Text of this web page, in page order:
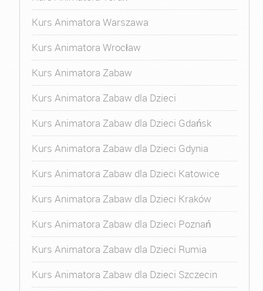
Kurs Animatora Warszawa
Kurs Animatora Wrocław
Kurs Animatora Zabaw
Kurs Animatora Zabaw dla Dzieci
Kurs Animatora Zabaw dla Dzieci Gdańsk
Kurs Animatora Zabaw dla Dzieci Gdynia
Kurs Animatora Zabaw dla Dzieci Katowice
Kurs Animatora Zabaw dla Dzieci Kraków
Kurs Animatora Zabaw dla Dzieci Poznań
Kurs Animatora Zabaw dla Dzieci Rumia
Kurs Animatora Zabaw dla Dzieci Szczecin